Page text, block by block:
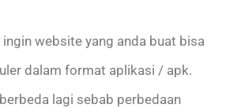
website yang anda buat bisa
dalam format aplikasi / apk.
lagi sebab perbedaan